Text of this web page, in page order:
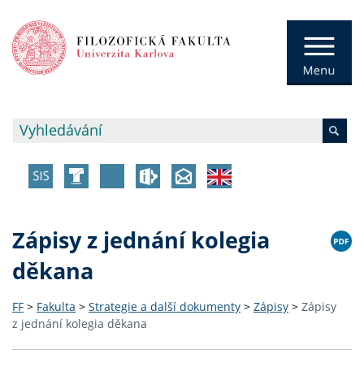
Zápisy z jednání kolegia
děkana
FF > Fakulta > Strategie a další dokumenty > Zápisy > Zápisy
z jednání kolegia děkana